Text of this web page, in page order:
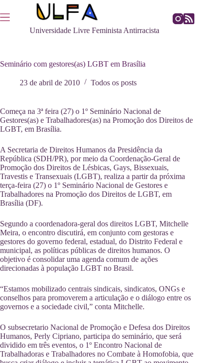
para
o
Universidade Livre Feminista Antirracista
Seminário com gestores(as) LGBT em Brasília
23 de abril de 2010 Todos os posts
Começa na 3ª feira (27) o 1º Seminário Nacional de
Gestores(as) e Trabalhadores(as) na Promoção dos Direitos de
LGBT, em Brasília.
A Secretaria de Direitos Humanos da Presidência da
República (SDH/PR), por meio da Coordenação-Geral de
Promoção dos Direitos de Lésbicas, Gays, Bissexuais,
Travestis e Transexuais (LGBT), realiza a partir da próxima
terça-feira (27) o 1º Seminário Nacional de Gestores e
Trabalhadores na Promoção dos Direitos de LGBT, em
Brasília (DF).
Segundo a coordenadora-geral dos direitos LGBT, Mitchelle
Meira, o encontro discutirá, em conjunto com gestoras e
gestores do governo federal, estadual, do Distrito Federal e
municipal, as políticas públicas de direitos humanos. O
objetivo é consolidar uma agenda comum de ações
direcionadas à população LGBT no Brasil.
“Estamos mobilizado centrais sindicais, sindicatos, ONGs e
conselhos para promoverem a articulação e o diálogo entre os
governos e a sociedade civil,” conta Mitchelle.
O subsecretario Nacional de Promoção e Defesa dos Direitos
Humanos, Perly Cipriano, participa do seminário, que será
dividido em três eventos, o 1º Encontro Nacional de
Trabalhadoras e Trabalhadores no Combate à Homofobia, que